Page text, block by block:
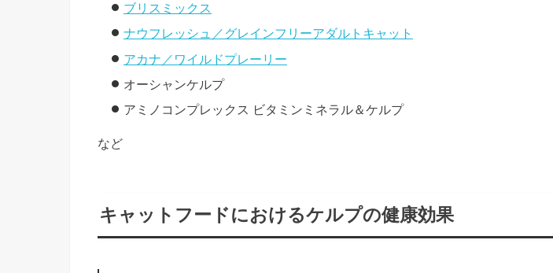
ブリスミックス
ナウフレッシュ／グレインフリーアダルトキャット
アカナ／ワイルドプレーリー
オーシャンケルプ
アミノコンプレックス ビタミンミネラル＆ケルプ
など
キャットフードにおけるケルプの健康効果